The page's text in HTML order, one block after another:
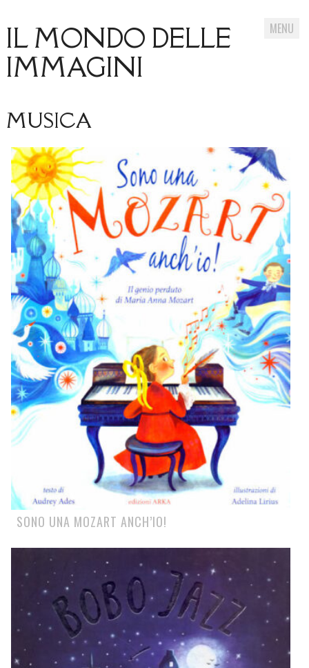
IL MONDO DELLE
IMMAGINI
MENU
to
content
MUSICA
SONO UNA MOZART ANCH’IO!